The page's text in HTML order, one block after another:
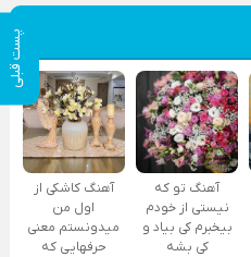
پست قبلی
آهنگ تو که
نیستی از خودم
بیخبرم کی بیاد و
کی بشه
آهنگ کاشکی از
اول من
میدونستم معنی
حرفهایی که